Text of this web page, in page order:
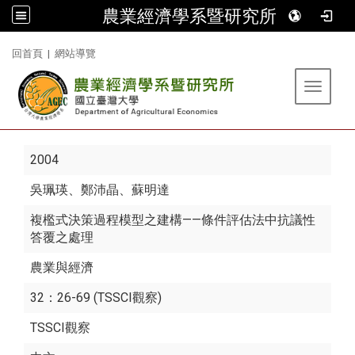
農業經濟學系暨研究所
回首頁 | 網站導覽
Toggle
2004
吳珮瑛、鄭沛晶、蘇明達
複檻式決策過程模型之建構——條件評估法中抗議性
答覆之處理
農業與經濟
32：26-69 (TSSCI觀察)
TSSCI觀察